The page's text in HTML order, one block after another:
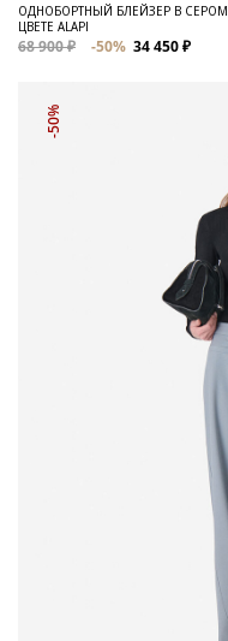
ОДНОБОРТНЫЙ БЛЕЙЗЕР В СЕРОМ
ЦВЕТЕ ALAPI
68 900 ₽ -50% 34 450 ₽
-50%